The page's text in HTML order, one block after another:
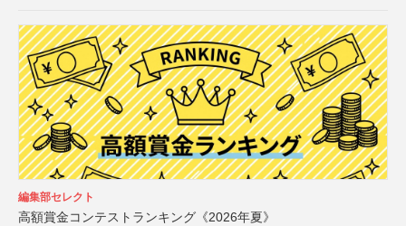
編集部セレクト
高額賞金コンテストランキング《2026年夏》